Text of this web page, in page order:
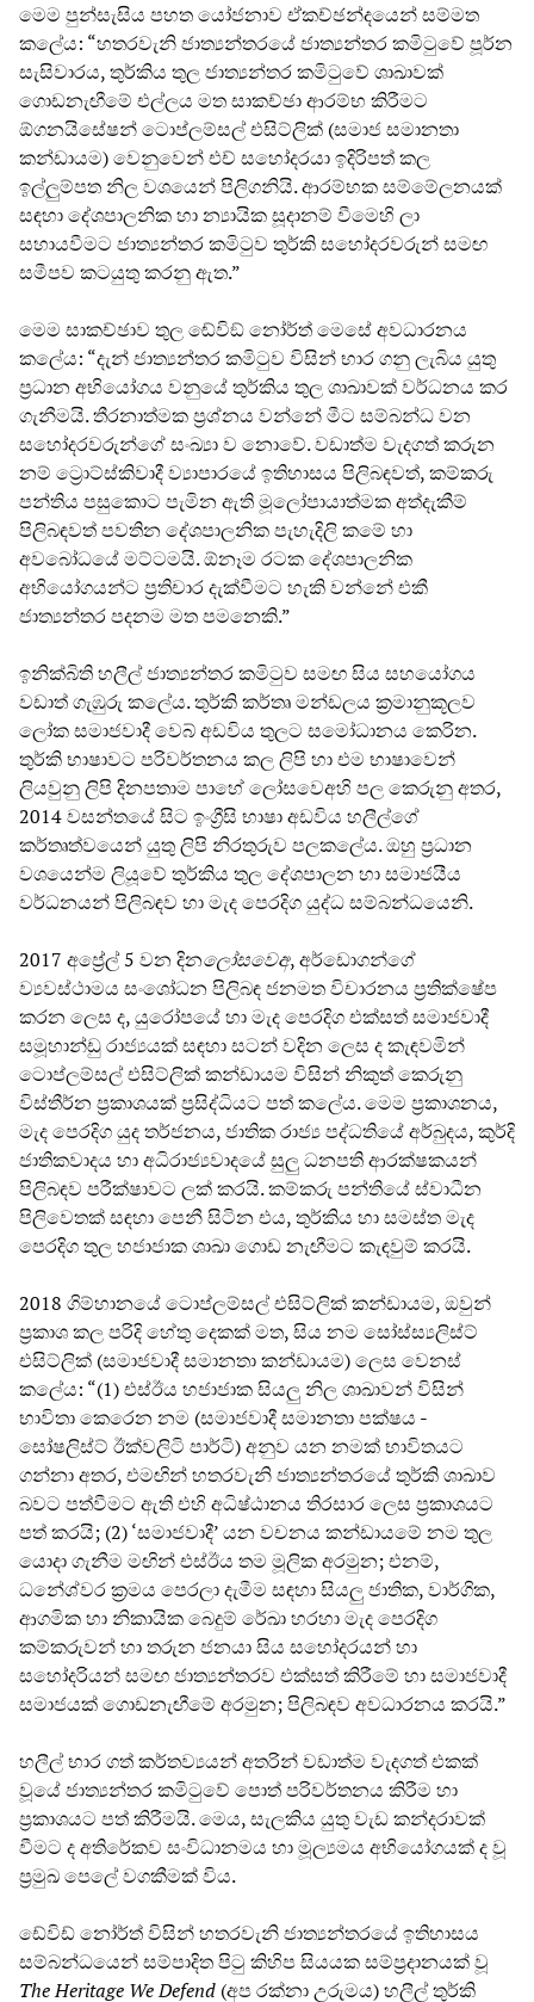
මෙම පුන්සැසිය පහත යෝජනාව ඒකච්ඡන්දයෙන් සම්මත
කලේය: “හතරවැනි ජාත්‍යන්තරයේ ජාත්‍යන්තර කමිටුවේ පූර්න
සැසිවාරය, තුර්කිය තුල ජාත්‍යන්තර කමිටුවේ ශාඛාවක්
ගොඩනැඟීමේ එල්ලය මත සාකච්ඡා ආරම්භ කිරීමට
ඕගනයිසේෂන් ටොප්ලම්සල් එසිට්ලික් (සමාජ සමානතා
කන්ඩායම) වෙනුවෙන් එච් සහෝදරයා ඉදිරිපත් කල
ඉල්ලුම්පත නිල වශයෙන් පිලිගනියි. ආරම්භක සම්මේලනයක්
සඳහා දේශපාලනික හා න්‍යායික සූදානම් වීමෙහි ලා
සහායවීමට ජාත්‍යන්තර කමිටුව තුර්කි සහෝදරවරුන් සමඟ
සමීපව කටයුතු කරනු ඇත.”
මෙම සාකච්ඡාව තුල ඬේවිඞ් නෝර්ත් මෙසේ අවධාරනය
කලේය: “දැන් ජාත්‍යන්තර කමිටුව විසින් භාර ගනු ලැබිය යුතු
ප්‍රධාන අභියෝගය වනුයේ තුර්කිය තුල ශාඛාවක් වර්ධනය කර
ගැනීමයි. තීරනාත්මක ප්‍රශ්නය වන්නේ මීට සම්බන්ධ වන
සහෝදරවරුන්ගේ සංඛ්‍යා ව නොවේ. වඩාත්ම වැදගත් කරුන
නම් ට්‍රොට්ස්කිවාදී ව්‍යාපාරයේ ඉතිහාසය පිලිබඳවත්, කම්කරු
පන්තිය පසුකොට පැමින ඇති මූලෝපායාත්මක අත්දැකීම්
පිලිබඳවත් පවතින දේශපාලනික පැහැදිලි කමේ හා
අවබෝධයේ මට්ටමයි. ඕනෑම රටක දේශපාලනික
අභියෝගයන්ට ප්‍රතිචාර දැක්වීමට හැකි වන්නේ එකී
ජාත්‍යන්තර පදනම මත පමනෙකි.”
ඉනික්බිති හලීල් ජාත්‍යන්තර කමිටුව සමඟ සිය සහයෝගය
වඩාත් ගැඹුරු කලේය. තුර්කි කර්තෘ මන්ඩලය ක්‍රමානුකූලව
ලෝක සමාජවාදී වෙබ් අඩවිය තුලට සමෝධානය කෙරින.
තුර්කි භාෂාවට පරිවර්තනය කල ලිපි හා එම භාෂාවෙන්
ලියවුනු ලිපි දිනපතාම පාහේ ලෝසවෙඅහි පල කෙරුනු අතර,
2014 වසන්තයේ සිට ඉංග්‍රීසි භාෂා අඩවිය හලීල්ගේ
කර්තෘත්වයෙන් යුතු ලිපි නිරතුරුව පලකලේය. ඔහු ප්‍රධාන
වශයෙන්ම ලියූවේ තුර්කිය තුල දේශපාලන හා සමාජයීය
වර්ධනයන් පිලිබඳව හා මැද පෙරදිග යුද්ධ සම්බන්ධයෙනි.
2017 අප්‍රේල් 5 වන දිනලසවඅ, අර්ඩොගන්ගේ
ව්‍යවස්ථාමය සංශෝධන පිලිබඳ ජනමත විචාරනය ප්‍රතික්ෂේප
කරන ලෙස ද, යුරෝපයේ හා මැද පෙරදිග එක්සත් සමාජවාදී
සමූහාන්ඩු රාජ්‍යයක් සඳහා සටන් වදින ලෙස ද කැඳවමින්
ටොප්ලම්සල් එසිට්ලික් කන්ඩායම විසින් නිකුත් කෙරුනු
විස්තීර්න ප්‍රකාශයක් ප්‍රසිද්ධියට පත් කලේය. මෙම ප්‍රකාශනය,
මැද පෙරදිග යුද තර්ජනය, ජාතික රාජ්‍ය පද්ධතියේ අර්බුදය, කුර්දි
ජාතිකවාදය හා අධිරාජ්‍යවාදයේ සුලු ධනපති ආරක්ෂකයන්
පිලිබඳව පරීක්ෂාවට ලක් කරයි. කම්කරු පන්තියේ ස්වාධීන
පිලිවෙතක් සඳහා පෙනී සිටින එය, තුර්කිය හා සමස්ත මැද
පෙරදිග තුල හජාජාක ශාඛා ගොඩ නැඟීමට කැඳවුම් කරයි.
2018 ගිම්හානයේ ටොප්ලම්සල් එසිට්ලික් කන්ඩායම, ඔවුන්
ප්‍රකාශ කල පරිදි හේතු දෙකක් මත, සිය නම සෝස්ස්‍යලිස්ට්
එසිට්ලික් (සමාජවාදී සමානතා කන්ඩායම) ලෙස වෙනස්
කලේය: “(1) එස්ඊය හජාජාක සියලු නිල ශාඛාවන් විසින්
භාවිතා කෙරෙන නම (සමාජවාදී සමානතා පක්ෂය -
සෝෂලිස්ට් ඊක්වලිටි පාර්ටි) අනුව යන නමක් භාවිතයට
ගන්නා අතර, එමඟින් හතරවැනි ජාත්‍යන්තරයේ තුර්කි ශාඛාව
බවට පත්වීමට ඇති එහි අධිෂ්ඨානය තිරසාර ලෙස ප්‍රකාශයට
පත් කරයි; (2) ‘සමාජවාදී’ යන වචනය කන්ඩායමේ නම තුල
යොදා ගැනීම මඟින් එස්ඊය තම මූලික අරමුන; එනම්,
ධනේශ්වර ක්‍රමය පෙරලා දැමීම සඳහා සියලු ජාතික, වාර්ගික,
ආගමික හා නිකායික බෙදුම් රේඛා හරහා මැද පෙරදිග
කම්කරුවන් හා තරුන ජනයා සිය සහෝදරයන් හා
සහෝදරියන් සමඟ ජාත්‍යන්තරව එක්සත් කිරීමේ හා සමාජවාදී
සමාජයක් ගොඩනැඟීමේ අරමුන; පිලිබඳව අවධාරනය කරයි.”
හලීල් භාර ගත් කර්තව්‍යයන් අතරින් වඩාත්ම වැදගත් එකක්
වූයේ ජාත්‍යන්තර කමිටුවේ පොත් පරිවර්තනය කිරීම හා
ප්‍රකාශයට පත් කිරීමයි. මෙය, සැලකිය යුතු වැඩ කන්දරාවක්
වීමට ද අතිරේකව සංවිධානමය හා මූල්‍යමය අභියෝගයක් ද වූ
ප්‍රමුඛ පෙලේ වගකීමක් විය.
ඩේවිඩ් නෝර්ත් විසින් හතරවැනි ජාත්‍යන්තරයේ ඉතිහාසය
සම්බන්ධයෙන් සම්පාදිත පිටු කිහිප සියයක සම්ප්‍රදානයක් වූ
TheHeritage WeDefend (අප රක්නා උරුමය) හලීල් තුර්කි